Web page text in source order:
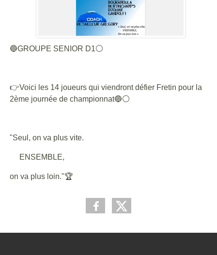
🔵GROUPE SENIOR D1⚪
👉Voici les 14 joueurs qui viendront défier Fretin pour la
2ème journée de championnat🔵⚪
"Seul, on va plus vite.
ENSEMBLE,
on va plus loin."🏆